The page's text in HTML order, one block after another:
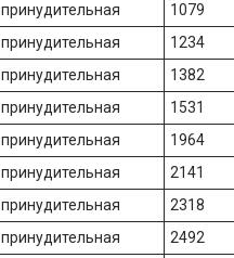
принудительная 1079
принудительная 1234
принудительная 1382
принудительная 1531
принудительная 1964
принудительная 2141
принудительная 2318
принудительная 2492